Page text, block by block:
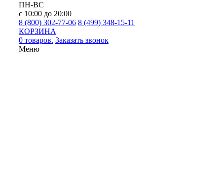
ПН-ВС
с 10:00 до 20:00
8 (800) 302-77-06 8 (499) 348-15-11
КОРЗИНА
0 товаров. Заказать звонок
Меню